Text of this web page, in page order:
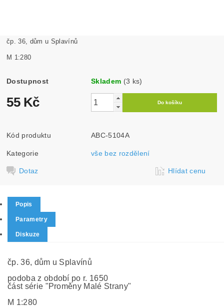
čp. 36, dům u Splavínů
M 1:280
Dostupnost Skladem (3 ks)
55 Kč
Kód produktu ABC-5104A
Kategorie vše bez rozdělení
Dotaz Hlídat cenu
Popis
Parametry
Diskuze
čp. 36, dům u Splavínů
podoba z období po r. 1650
část série "Proměny Malé Strany"
M 1:280